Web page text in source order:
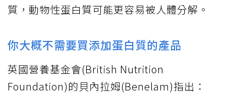
質，動物性蛋白質可能更容易被人體分解。
你大概不需要買添加蛋白質的產品
英國營養基金會(British Nutrition
Foundation)的貝內拉姆(Benelam)指出：